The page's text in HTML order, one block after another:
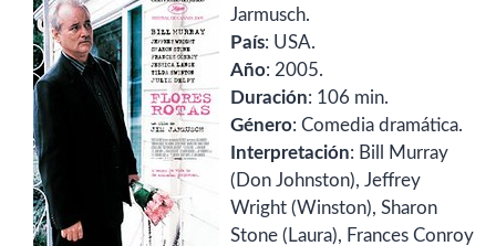
Jarmusch.
País: USA.
Año: 2005.
Duración: 106 min.
Género: Comedia dramática.
Interpretación: Bill Murray
(Don Johnston), Jeffrey
Wright (Winston), Sharon
Stone (Laura), Frances Conroy